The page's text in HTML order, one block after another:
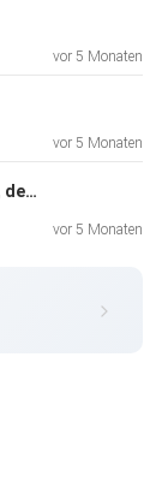
vor 5 Monaten
vor 5 Monaten
#40 Ruhrpott-Quartett - wer sticht, der hat Recht
vor 5 Monaten